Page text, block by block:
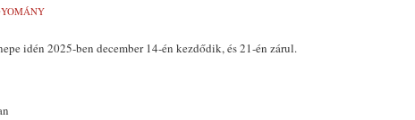
idén 2025-ben december 14-én kezdődik, és 21-én zárul.